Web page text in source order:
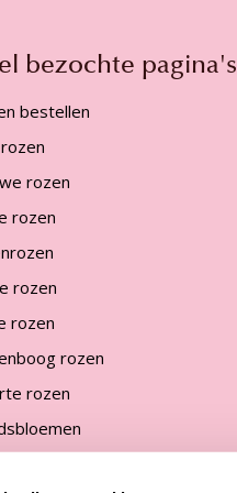
bezochte pagina's
bestellen
rozen
rozen
rozen
rozen
rozen
rozen